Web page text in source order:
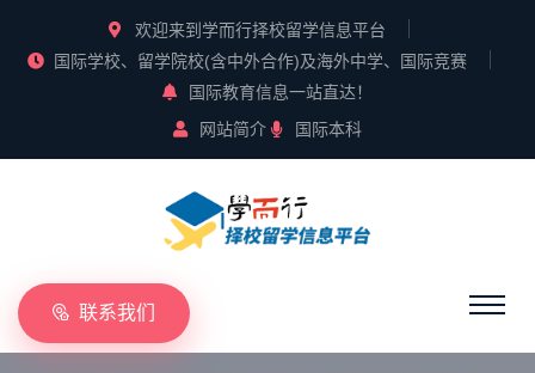
欢迎来到学而行择校留学信息平台
国际学校、留学院校(含中外合作)及海外中学、国际竞赛
国际教育信息一站直达！
网站简介
国际本科
联系我们